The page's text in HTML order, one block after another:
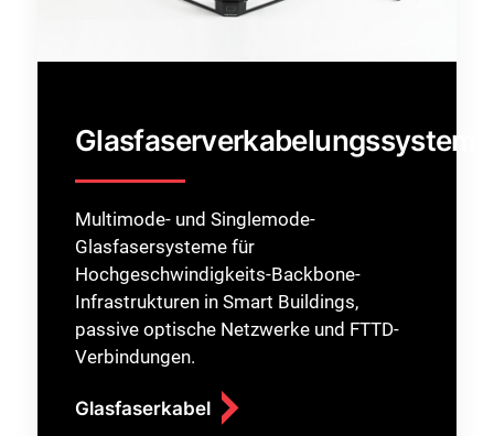
Glasfaserverkabelungssysteme
Multimode- und Singlemode-
Glasfasersysteme für
Hochgeschwindigkeits-Backbone-
Infrastrukturen in Smart Buildings,
passive optische Netzwerke und FTTD-
Verbindungen.
Glasfaserkabel